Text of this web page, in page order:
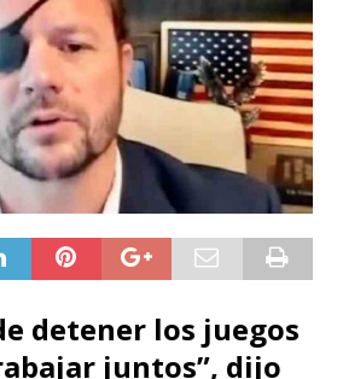
detener los juegos
juntos”, dijo